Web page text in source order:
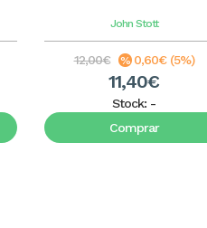
John Stott
12,00€ 0,60€ (5%)
11,40€
Stock: -
Comprar